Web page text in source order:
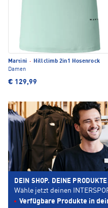
Martini ·
Hillclimb 2in1 Hosenrock
Damen
€ 129,99
DEIN SHOP. DEINE
Wähle jetzt deinen
Verfügbare Produkte in